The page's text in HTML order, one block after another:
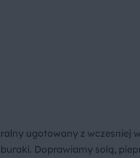
ugotowany z wczesniej
Doprawiamy solą,